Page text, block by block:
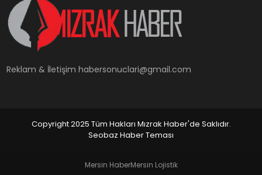
YAŞAM
Reklam & İletişimhabersonuclari@gmail.com
Copyright 2025 Tüm Hakları Mızrak Haber'de Saklıdır.
Seobaz Haber Teması
Mersin HaberMersin Lojistik